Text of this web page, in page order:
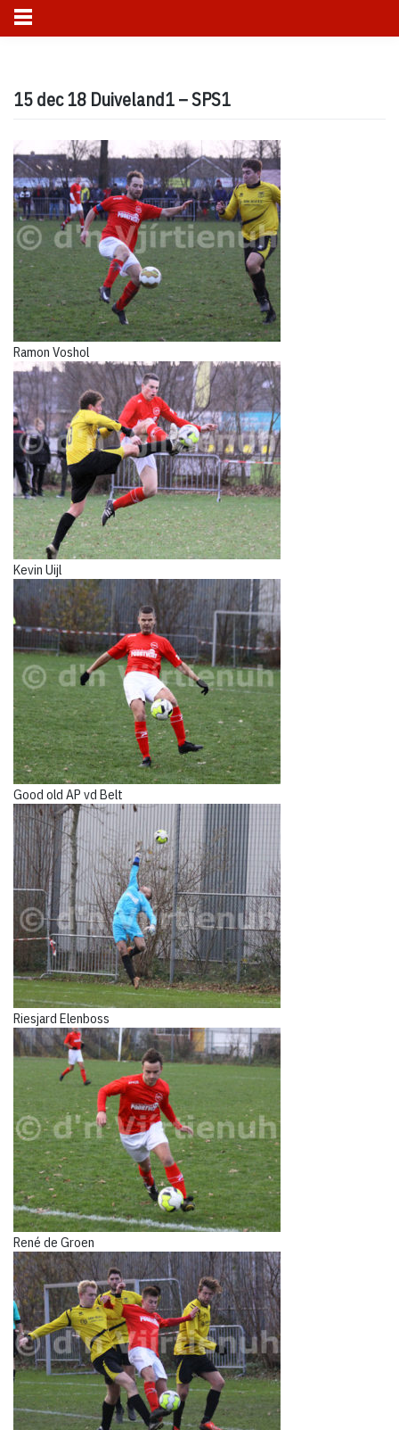
15 dec 18 Duiveland1 – SPS1
Ramon Voshol
Kevin Uijl
Good old AP vd Belt
Riesjard Elenboss
René de Groen